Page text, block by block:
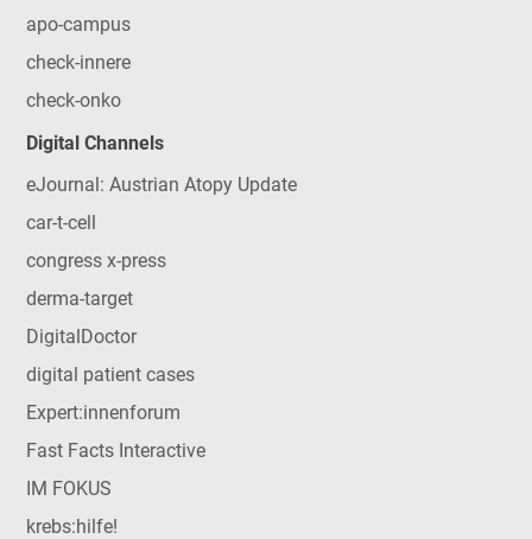
apo-campus
check-innere
check-onko
Digital Channels
eJournal: Austrian Atopy Update
car-t-cell
congress x-press
derma-target
DigitalDoctor
digital patient cases
Expert:innenforum
Fast Facts Interactive
IM FOKUS
krebs:hilfe!